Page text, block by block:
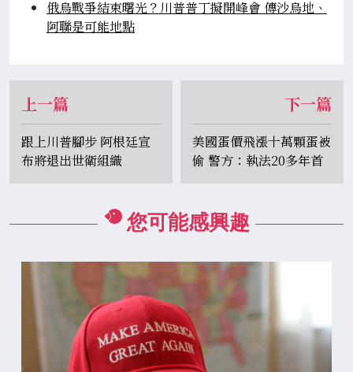
俄烏戰爭結束曙光？川普普丁擬開峰會 傳沙烏地、
阿聯是可能地點
上一篇
跟上川普腳步 阿根廷宣
布將退出世衛組織
下一篇
美國蛋價飛漲十萬顆蛋被
偷 警方：執法20多年首
見
您可能感興趣